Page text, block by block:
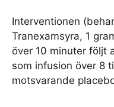
Interventionen
Tranexamsyra, 1
över 10 minuter följt
som infusion över 8
motsvarande